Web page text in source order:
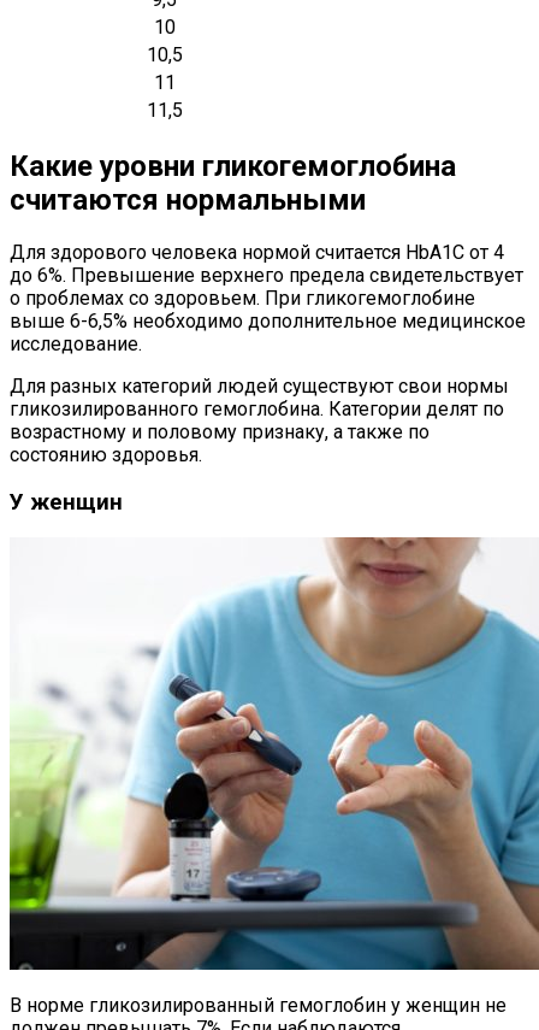
10
10,5
11
11,5
Какие уровни гликогемоглобина
считаются нормальными
Для здорового человека нормой считается HbA1C от 4
до 6%. Превышение верхнего предела свидетельствует
о проблемах со здоровьем. При гликогемоглобине
выше 6-6,5% необходимо дополнительное медицинское
исследование.
Для разных категорий людей существуют свои нормы
гликозилированного гемоглобина. Категории делят по
возрастному и половому признаку, а также по
состоянию здоровья.
У женщин
В норме гликозилированный гемоглобин у женщин не